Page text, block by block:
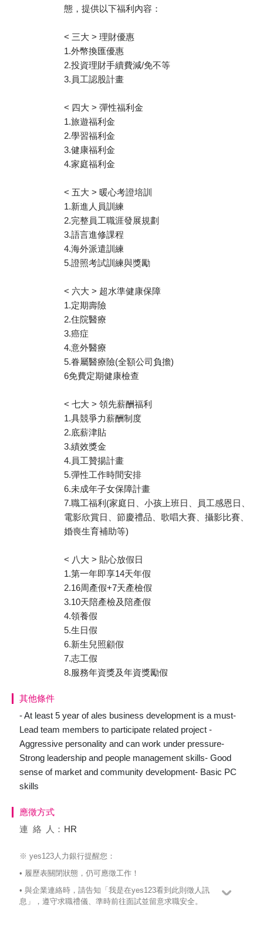
態，提供以下福利內容：
< 三大 > 理財優惠
1.外幣換匯優惠
2.投資理財手續費減/免不等
3.員工認股計畫
< 四大 > 彈性福利金
1.旅遊福利金
2.學習福利金
3.健康福利金
4.家庭福利金
< 五大 > 暖心考證培訓
1.新進人員訓練
2.完整員工職涯發展規劃
3.語言進修課程
4.海外派遣訓練
5.證照考試訓練與獎勵
< 六大 > 超水準健康保障
1.定期壽險
2.住院醫療
3.癌症
4.意外醫療
5.眷屬醫療險(全額公司負擔)
6免費定期健康檢查
< 七大 > 領先薪酬福利
1.具競爭力薪酬制度
2.底薪津貼
3.績效獎金
4.員工贊揚計畫
5.彈性工作時間安排
6.未成年子女保障計畫
7.職工福利(家庭日、小孩上班日、員工感恩日、
電影欣賞日、節慶禮品、歌唱大賽、攝影比賽、
婚喪生育補助等)
< 八大 > 貼心放假日
1.第一年即享14天年假
2.16周產假+7天產檢假
3.10天陪產檢及陪產假
4.領養假
5.生日假
6.新生兒照顧假
7.志工假
8.服務年資獎及年資獎勵假
其他條件
- At least 5 year of ales business development is a must-
Lead team members to participate related project -
Aggressive personality and can work under pressure-
Strong leadership and people management skills- Good
sense of market and community development- Basic PC
skills
應徵方式
連絡
人： HR
※ yes123人力銀行提醒您：
• 履歷表關閉狀態，仍可應徵工作！
• 與企業連絡時，請告知「我是在yes123看到此則徵人訊
息」，遵守求職禮儀、準時前往面試並留意求職安全。